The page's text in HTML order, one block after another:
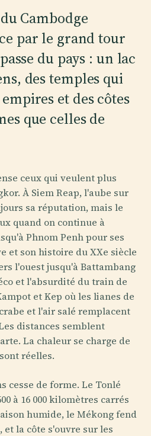
Cambodge
par le grand tour
du pays : un lac
des temples qui
et des côtes
que celles de
ceux qui veulent plus
À Siem Reap, l'aube sur
sa réputation, mais le
quand on continue à
Phnom Penh pour ses
et son histoire du XXe siècle
l'ouest jusqu'à Battambang
et l'absurdité du train de
et Kep où les lianes de
et l'air salé remplacent
distances semblent
La chaleur se charge de
réelles.
cesse de forme. Le Tonlé
à 16 000 kilomètres carrés
humide, le Mékong fend
la côte s'ouvre sur les